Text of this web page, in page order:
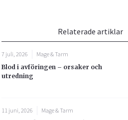
Rökavvänjning
Rörelseapparaten
Relaterade artiklar
7 juli, 2026
Mage & Tarm
Blod i avföringen – orsaker och
utredning
11 juni, 2026
Mage & Tarm